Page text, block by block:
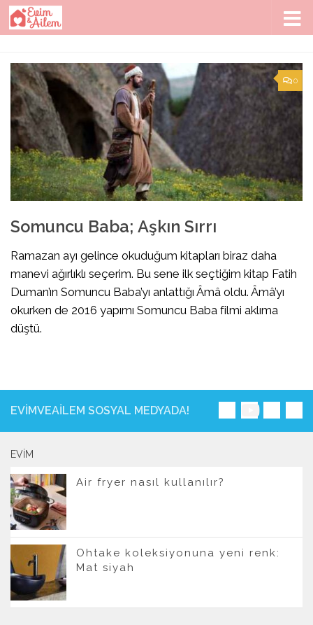
Skip to content
0
Somuncu Baba; Aşkın Sırrı
Ramazan ayı gelince okuduğum kitapları biraz daha
manevi ağırlıklı seçerim. Bu sene ilk seçtiğim kitap Fatih
Duman’ın Somuncu Baba’yı anlattığı Âmâ oldu. Âmâ’yı
okurken de 2016 yapımı Somuncu Baba filmi aklıma
düştü.
EVIMVEAILEM SOSYAL MEDYADA!
EVIM
Air fryer nasıl kullanılır?
Ohtake koleksiyonuna yeni renk:
Mat siyah